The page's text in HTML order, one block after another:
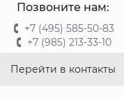
Позвоните нам:
+7 (495) 585-50-83
+7 (985) 213-33-10
Перейти в контакты